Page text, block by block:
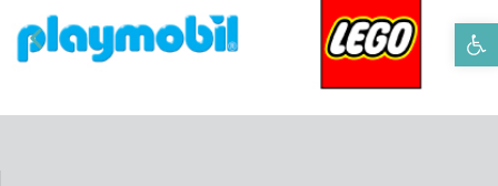
פתח סרגל נגישות